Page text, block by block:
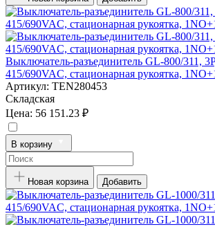
Выключатель-разъединитель GL-800/311,
415/690VAC, стационарная рукоятка,
Артикул: TEN280453
Складская
Цена: 56 151.23 ₽
В корзину
Новая корзина Добавить